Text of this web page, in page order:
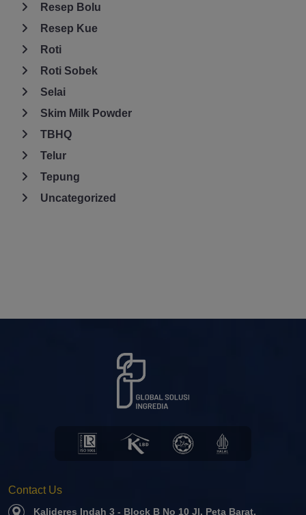
Resep Bolu
Resep Kue
Roti
Roti Sobek
Selai
Skim Milk Powder
TBHQ
Telur
Tepung
Uncategorized
Contact Us
Kalideres Indah 3 - Block B No 10 Jl. Peta Barat,